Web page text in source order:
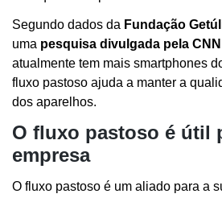
Segundo dados da Fundação
uma pesquisa divulgada pela
atualmente tem mais smartphones
fluxo pastoso ajuda a manter a
dos aparelhos.
O fluxo pastoso é útil
empresa
O fluxo pastoso é um aliado para a